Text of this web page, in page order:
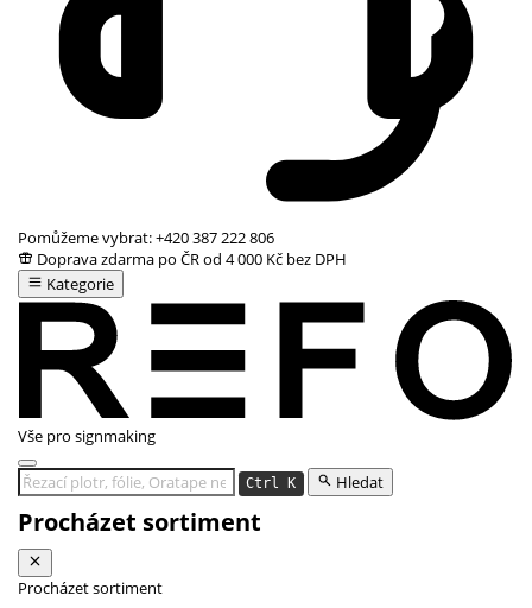
Pomůžeme vybrat:+420 387 222 806
Doprava zdarma po ČR od 4 000 Kč bez DPH
Kategorie
Vše pro signmaking
Ctrl K Hledat
Procházet sortiment
Procházet sortiment